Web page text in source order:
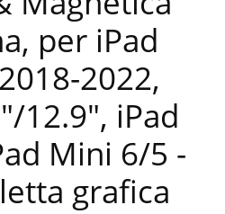
per iPad
2022,
12.9″, iPad
Mini 6/5 -
grafica